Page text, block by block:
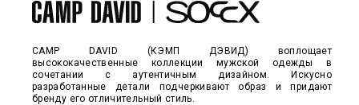
CAMP DAVID (КЭМП ДЭВИД) воплощает
высококачественные коллекции мужской одежды в
сочетании с аутентичным дизайном. Искусно
разработанные детали подчеркивают образ и придают
бренду его отличительный стиль.